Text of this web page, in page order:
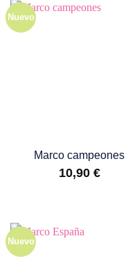
Nuevo
Marco campeones
10,90 €
Nuevo